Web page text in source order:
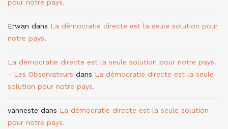
pour notre pays.
Erwan dans La démocratie directe est la seule solution pour
notre pays.
La démocratie directe est la seule solution pour notre pays.
- Les Observateurs dans La démocratie directe est la seule
solution pour notre pays.
vanneste dans La démocratie directe est la seule solution
pour notre pays.